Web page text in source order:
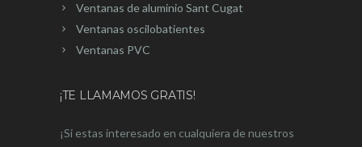
Ventanas de aluminio Sant Cugat
Ventanas oscilobatientes
Ventanas PVC
¡TE LLAMAMOS GRATIS!
¡Si estas interesado en cualquiera de nuestros